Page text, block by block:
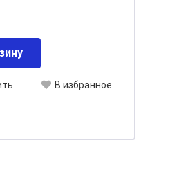
В избранное